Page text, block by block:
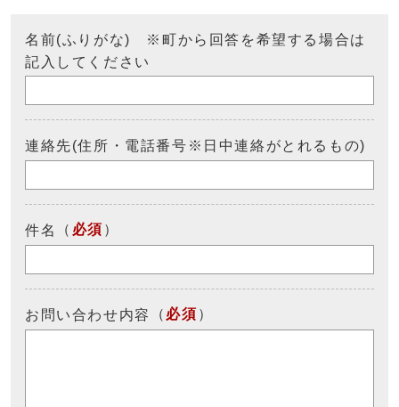
名前(ふりがな) ※町から回答を希望する場合は
記入してください
連絡先(住所・電話番号※日中連絡がとれるもの)
件名 （ 必須 ）
お問い合わせ内容 （ 必須 ）